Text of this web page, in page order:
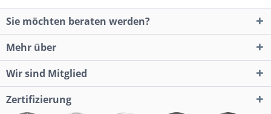
Sie möchten beraten werden?
Mehr über
Wir sind Mitglied
Zertifizierung